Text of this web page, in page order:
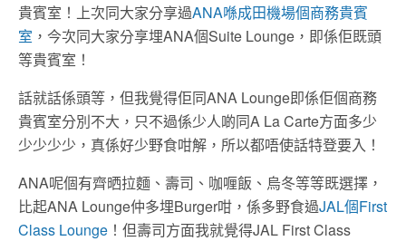
貴賓室！上次同大家分享過ANA喺成田機場個商務貴賓
室 ，今次同大家分享埋ANA個Suite Lounge，即係佢既頭
等貴賓室！
話就話係頭等，但我覺得佢同ANA Lounge即係佢個商務
貴賓室分別不大，只不過係少人啲同A La Carte方面多少
少少少少，真係好少野食咁解，所以都唔使話特登要入！
ANA呢個有齊晒拉麵、壽司、咖喱飯、烏冬等等既選擇，
比起ANA Lounge仲多埋Burger咁，係多野食過JAL個First
Class Lounge ！但壽司方面我就覺得JAL First Class